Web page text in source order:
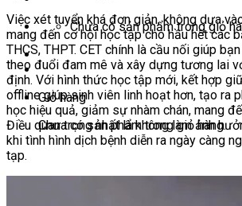
Chưa có sản phẩm trong giỏ
Giỏ hàng
Chưa có sản phẩm trong giỏ hàng.
Việc xét tuyển khá đơn giản, không dựa
mang đến cơ hội học tập cho hầu hết các
THCS, THPT. CET chính là cầu nối giúp
theo đuổi đam mê và xây dựng tương lai
định. Với hình thức học tập mới, kết hợp
offline giúp sinh viên linh hoạt hơn, tạo ra
học hiệu quả, giảm sự nhàm chán, mang
Điều quan trọng nhất là không làm ảnh
khi tình hình dịch bệnh diễn ra ngày càng
tạp.